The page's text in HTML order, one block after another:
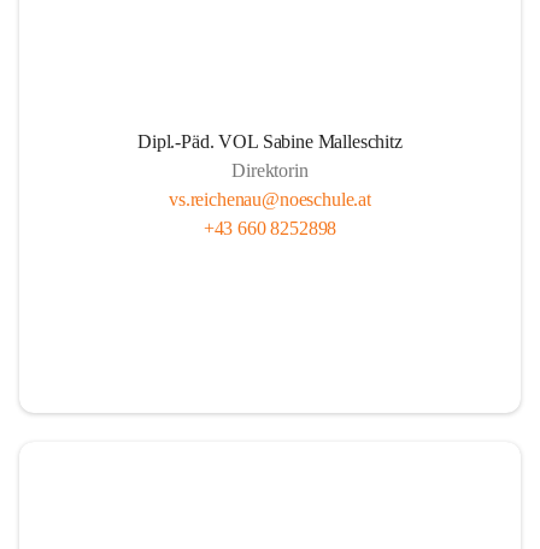
Dipl.-Päd. VOL Sabine Malleschitz
Direktorin
vs.reichenau@noeschule.at
+43 660 8252898